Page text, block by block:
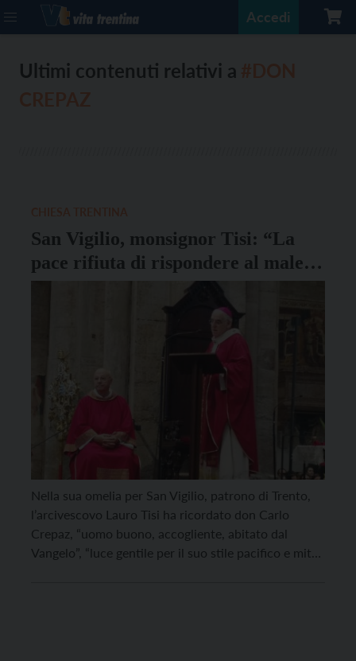
Accedi
Ultimi contenuti relativi a
San Vigilio, monsignor Tisi: “La
pace rifiuta di rispondere al male
col male”
Nella sua omelia per San Vigilio, patrono di Trento,
l’arcivescovo Lauro Tisi ha ricordato don Carlo
Crepaz, “uomo buono, accogliente, abitato dal
Vangelo”, “luce gentile per il suo stile pacifico e mite”,